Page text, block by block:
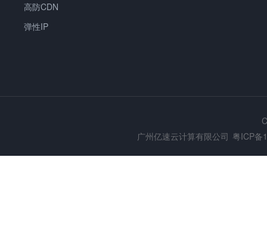
高防CDN
弹性IP
广州亿速云计算有限公司 粤ICP备